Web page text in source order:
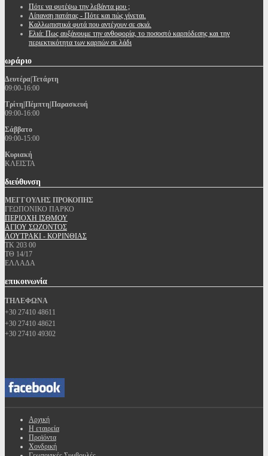
Πότε να φυτέψω την λεβάντα μου ;
Λίπανση πατάτας - Πότε και πώς γίνεται.
Καλλωπιστικά φυτά που αντέχουν σε σκιά.
Ελιά: Πως αυξάνουμε την ανθοφορία, το ποσοστό καρπόδεσης και την
περιεκτικότητα των καρπών σε λάδι
ωράριο
Δευτέρα|Τετάρτη
09:00-16:00
Τρίτη|Πέμπτη|Παρασκευή
09:00-16:00
Σάββατο
09:00-15:00
Κυριακή
ΚΛΕΙΣΤΑ
διεύθυνση
ΜΕΓΓΟΥΛΗΣ ΠΡΟΚΟΠΗΣ
ΓΕΩΠΟΝΙΚΟ ΠΑΡΚΟ
ΠΕΡΙΟΧΗ ΙΣΘΜΟΥ
ΑΓΙΟΥ ΣΩΖΟΝΤΟΣ
ΛΟΥΤΡΑΚΙ - ΚΟΡΙΝΘΙΑΣ
ΤΚ 203 00
ΤΘ 14/17
ΕΛΛΑΔΑ
επικοινωνία
ΤΗΛΕΦΩΝΑ
+30 27410 48611
+30 27410 48621
+30 27410 49302
Αρχική
Η εταιρεία
Προϊόντα
Χονδρική